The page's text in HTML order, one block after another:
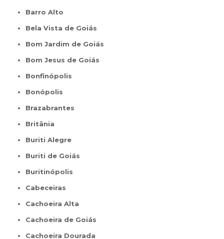
Barro Alto
Bela Vista de Goiás
Bom Jardim de Goiás
Bom Jesus de Goiás
Bonfinópolis
Bonópolis
Brazabrantes
Britânia
Buriti Alegre
Buriti de Goiás
Buritinópolis
Cabeceiras
Cachoeira Alta
Cachoeira de Goiás
Cachoeira Dourada